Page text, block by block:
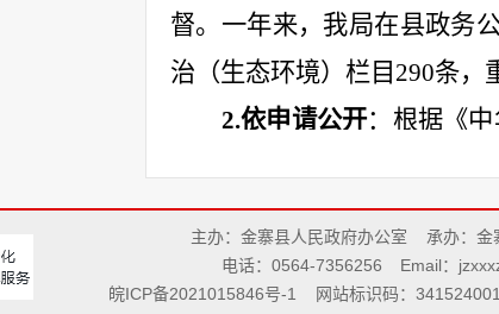
督。 一年来， 我局在县政务
治（生态环境）栏目 290条，
2.依申请公开：根据《
依法有据、严谨规范，更好
开工作水平。2023年，我局
主办：金寨县人民政府办公室
承办：金
电话：0564-7356256
Email：
皖ICP备2021015846号-1
网站标识码：